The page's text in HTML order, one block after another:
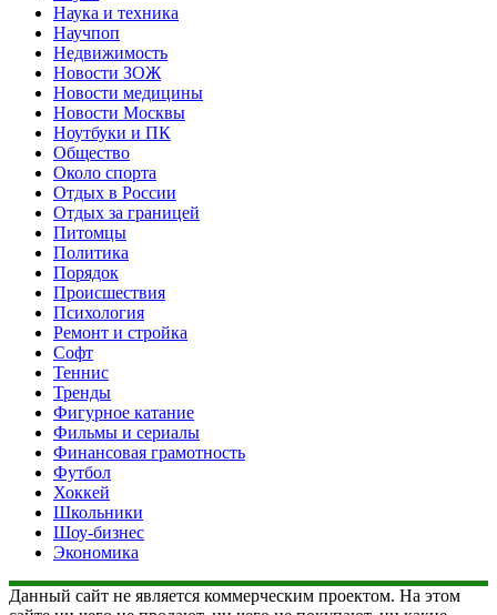
Наука и техника
Научпоп
Недвижимость
Новости ЗОЖ
Новости медицины
Новости Москвы
Ноутбуки и ПК
Общество
Около спорта
Отдых в России
Отдых за границей
Питомцы
Политика
Порядок
Происшествия
Психология
Ремонт и стройка
Софт
Теннис
Тренды
Фигурное катание
Фильмы и сериалы
Финансовая грамотность
Футбол
Хоккей
Школьники
Шоу-бизнес
Экономика
Данный сайт не является коммерческим проектом. На этом